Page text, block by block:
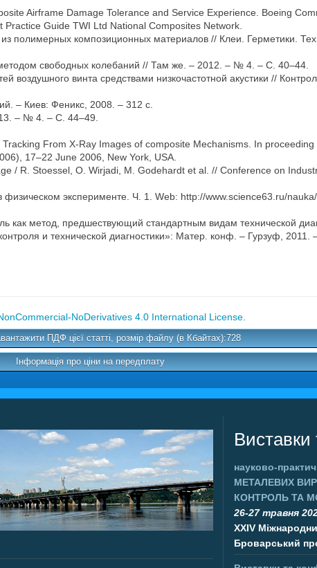
Airframe Damage Tolerance and Service Experience. Boeing
Guide TWI Ltd National Composites Network.
полимерных композиционных материалов // Клеи. Герметики.
свободных колебаний // Там же. – 2012. – № 4. – С. 40–44.
винта средствами низкочастотной акустики //
– Киев: Феникс, 2008. – 312 с.
– № 4. – С. 44–49.
From X-Ray Images of composite Mechanisms. In
17–22 June 2006, New York, USA.
/ R. Stoessel, O. Wirjadi, M. Godehardt et al. // Conference on
эксперименте. Ч. 1. Web: http://www.science63.ru/
как метод, предшествующий стандартным видам технической
и технической диагностики»: Матер. конф. – Гурзуф, 2011.
NoDerivatives 4.0 International License
ПДФ цієї статті, розмір файлу (в Кбайтах):728
Інформація про ціни на передплату
Виставки
науково-
МЕТАЛЕВИХ
КОНТРОЛЬ ТА
26-27 травня
XXIV
Броварський